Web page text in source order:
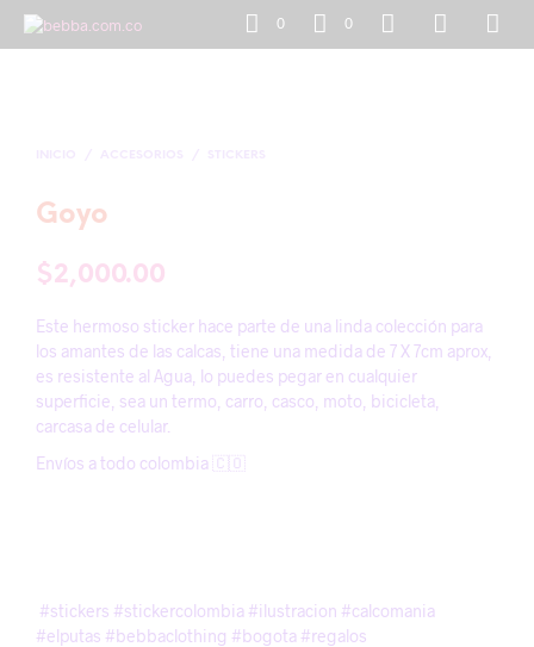
0 0
Goyo
$2,000.00
Este hermoso sticker hace parte de una linda colección para
los amantes de las calcas, tiene una medida de 7 X 7cm aprox,
es resistente al Agua, lo puedes pegar en cualquier
superficie, sea un termo, carro, casco, moto, bicicleta,
carcasa de celular.
Envíos a todo colombia 🇨🇴
#stickers #stickercolombia #ilustracion #calcomania
#elputas #bebbaclothing #bogota #regalos